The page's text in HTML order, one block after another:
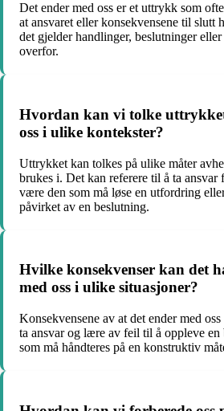
Det ender med oss er et uttrykk som
at ansvaret eller konsekvensene til slutt
det gjelder handlinger, beslutninger
overfor.
Hvordan kan vi tolke
oss i ulike kontekster?
Uttrykket kan tolkes på ulike måter
brukes i. Det kan referere til å ta ansvar
være den som må løse en utfordring
påvirket av en beslutning.
Hvilke konsekvenser kan det
med oss i ulike situasjoner?
Konsekvensene av at det ender med
ta ansvar og lære av feil til å oppleve
som må håndteres på en konstruktiv